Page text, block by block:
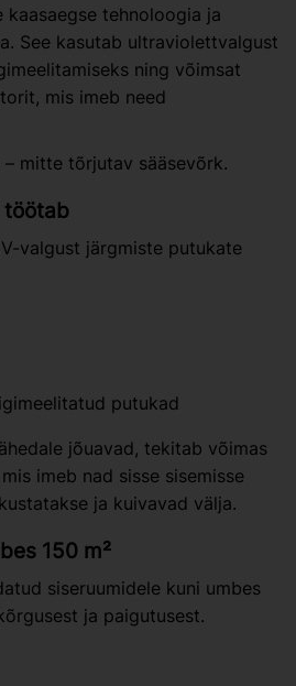
tehnoloogia ja
See kasutab ultraviolettvalgust
ning võimsat
mis imeb need
mitte tõrjutav sääsevõrk.
töötab
valgust järgmiste putukate
putukad
jõuavad, tekitab võimas
imeb nad sisse sisemisse
ja kuivavad välja.
150 m²
siseruumidele kuni umbes
ja paigutusest.